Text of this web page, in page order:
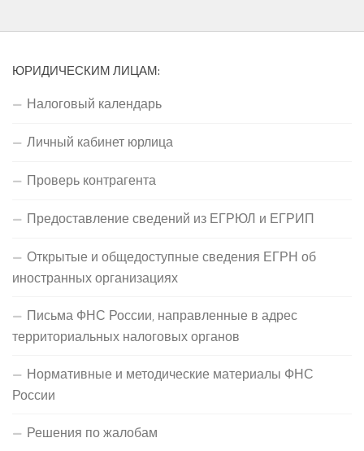
ЮРИДИЧЕСКИМ ЛИЦАМ:
Налоговый календарь
Личный кабинет юрлица
Проверь контрагента
Предоставление сведений из ЕГРЮЛ и ЕГРИП
Открытые и общедоступные сведения ЕГРН об
иностранных организациях
Письма ФНС России, направленные в адрес
территориальных налоговых органов
Нормативные и методические материалы ФНС
России
Решения по жалобам